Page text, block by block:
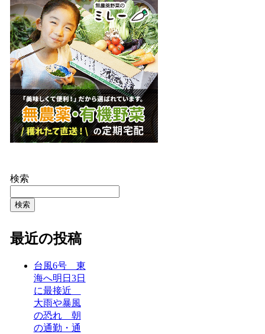
検索
検索
最近の投稿
台風6号 東
海へ明日3日
に最接近
大雨や暴風
の恐れ 朝
の通勤・通